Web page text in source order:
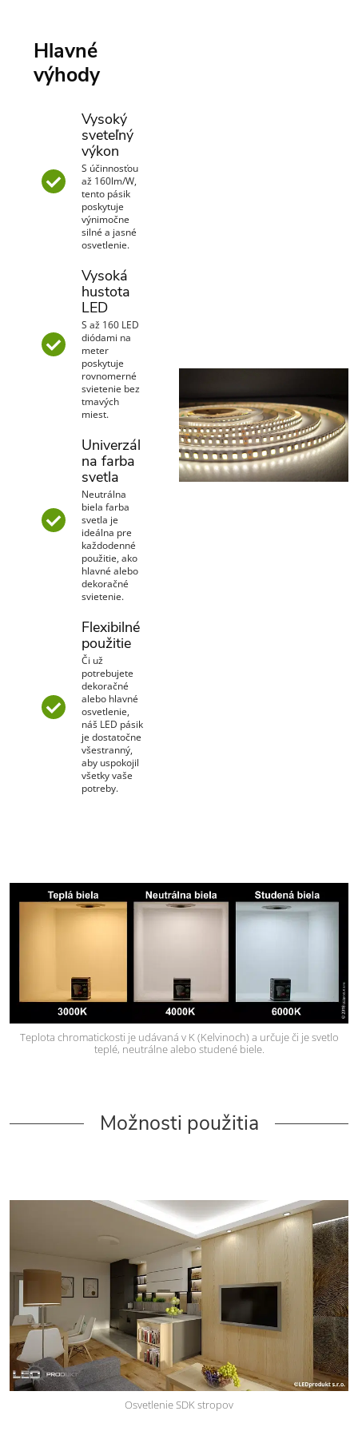
Hlavné
výhody
Vysoký
sveteľný
výkon
S účinnosťou
až 160lm/W,
tento pásik
poskytuje
výnimočne
silné a jasné
osvetlenie.
Vysoká
hustota
LED
S až 160 LED
diódami na
meter
poskytuje
rovnomerné
svietenie bez
tmavých
miest.
Univerzál
na farba
svetla
Neutrálna
biela farba
svetla je
ideálna pre
každodenné
použitie, ako
hlavné alebo
dekoračné
svietenie.
Flexibilné
použitie
Či už
potrebujete
dekoračné
alebo hlavné
osvetlenie,
náš LED pásik
je dostatočne
všestranný,
aby uspokojil
všetky vaše
potreby.
Teplota chromatickosti je udávaná v K (Kelvinoch) a určuje či je svetlo
teplé, neutrálne alebo studené biele.
Možnosti použitia
Osvetlenie SDK stropov